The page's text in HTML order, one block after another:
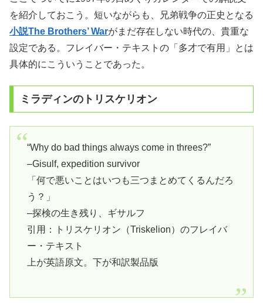
を紹介しておこう。短いながらも、兄弟戦争の正史となる
小説The Brothers’ Warがまだ存在しない時代の、貴重な
設定である。フレイバー・テキストの「多才で有用」とは
具体的にこういうことであった。
ミラディンのトリスケリオン
“Why do bad things always come in threes?”
–Gisulf, expedition survivor
「何で悪いことはいつも三つまとめてくるんだろ
う？」
–探検の生き残り、ギサルフ
引用：トリスケリオン（Triskelion）のフレイバ
ー・テキスト
上が英語原文。下が和訳製品版